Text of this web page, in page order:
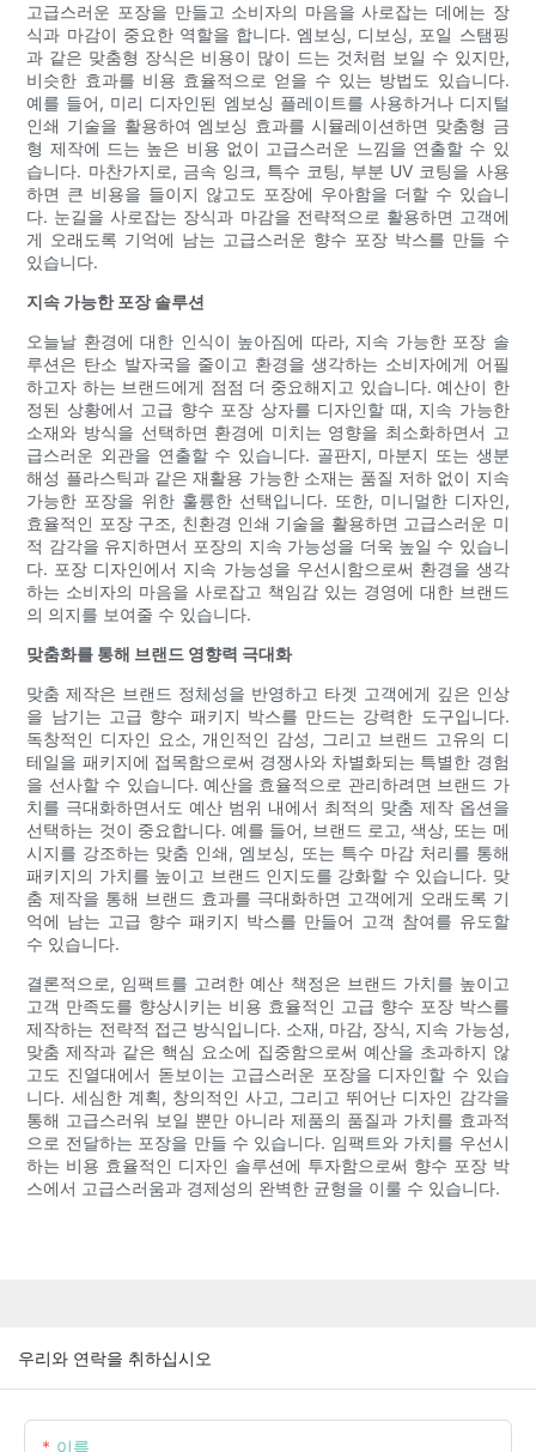
고급스러운 포장을 만들고 소비자의 마음을 사로잡는 데에는 장
식과 마감이 중요한 역할을 합니다. 엠보싱, 디보싱, 포일 스탬핑
과 같은 맞춤형 장식은 비용이 많이 드는 것처럼 보일 수 있지만,
비슷한 효과를 비용 효율적으로 얻을 수 있는 방법도 있습니다.
예를 들어, 미리 디자인된 엠보싱 플레이트를 사용하거나 디지털
인쇄 기술을 활용하여 엠보싱 효과를 시뮬레이션하면 맞춤형 금
형 제작에 드는 높은 비용 없이 고급스러운 느낌을 연출할 수 있
습니다. 마찬가지로, 금속 잉크, 특수 코팅, 부분 UV 코팅을 사용
하면 큰 비용을 들이지 않고도 포장에 우아함을 더할 수 있습니
다. 눈길을 사로잡는 장식과 마감을 전략적으로 활용하면 고객에
게 오래도록 기억에 남는 고급스러운 향수 포장 박스를 만들 수
있습니다.
지속 가능한 포장 솔루션
오늘날 환경에 대한 인식이 높아짐에 따라, 지속 가능한 포장 솔
루션은 탄소 발자국을 줄이고 환경을 생각하는 소비자에게 어필
하고자 하는 브랜드에게 점점 더 중요해지고 있습니다. 예산이 한
정된 상황에서 고급 향수 포장 상자를 디자인할 때, 지속 가능한
소재와 방식을 선택하면 환경에 미치는 영향을 최소화하면서 고
급스러운 외관을 연출할 수 있습니다. 골판지, 마분지 또는 생분
해성 플라스틱과 같은 재활용 가능한 소재는 품질 저하 없이 지속
가능한 포장을 위한 훌륭한 선택입니다. 또한, 미니멀한 디자인,
효율적인 포장 구조, 친환경 인쇄 기술을 활용하면 고급스러운 미
적 감각을 유지하면서 포장의 지속 가능성을 더욱 높일 수 있습니
다. 포장 디자인에서 지속 가능성을 우선시함으로써 환경을 생각
하는 소비자의 마음을 사로잡고 책임감 있는 경영에 대한 브랜드
의 의지를 보여줄 수 있습니다.
맞춤화를 통해 브랜드 영향력 극대화
맞춤 제작은 브랜드 정체성을 반영하고 타겟 고객에게 깊은 인상
을 남기는 고급 향수 패키지 박스를 만드는 강력한 도구입니다.
독창적인 디자인 요소, 개인적인 감성, 그리고 브랜드 고유의 디
테일을 패키지에 접목함으로써 경쟁사와 차별화되는 특별한 경험
을 선사할 수 있습니다. 예산을 효율적으로 관리하려면 브랜드 가
치를 극대화하면서도 예산 범위 내에서 최적의 맞춤 제작 옵션을
선택하는 것이 중요합니다. 예를 들어, 브랜드 로고, 색상, 또는 메
시지를 강조하는 맞춤 인쇄, 엠보싱, 또는 특수 마감 처리를 통해
패키지의 가치를 높이고 브랜드 인지도를 강화할 수 있습니다. 맞
춤 제작을 통해 브랜드 효과를 극대화하면 고객에게 오래도록 기
억에 남는 고급 향수 패키지 박스를 만들어 고객 참여를 유도할
수 있습니다.
결론적으로, 임팩트를 고려한 예산 책정은 브랜드 가치를 높이고
고객 만족도를 향상시키는 비용 효율적인 고급 향수 포장 박스를
제작하는 전략적 접근 방식입니다. 소재, 마감, 장식, 지속 가능성,
맞춤 제작과 같은 핵심 요소에 집중함으로써 예산을 초과하지 않
고도 진열대에서 돋보이는 고급스러운 포장을 디자인할 수 있습
니다. 세심한 계획, 창의적인 사고, 그리고 뛰어난 디자인 감각을
통해 고급스러워 보일 뿐만 아니라 제품의 품질과 가치를 효과적
으로 전달하는 포장을 만들 수 있습니다. 임팩트와 가치를 우선시
하는 비용 효율적인 디자인 솔루션에 투자함으로써 향수 포장 박
스에서 고급스러움과 경제성의 완벽한 균형을 이룰 수 있습니다.
우리와 연락을 취하십시오
이름